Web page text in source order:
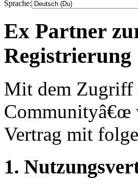
Sprache:
Ex Partner
Registrierung
Mit dem Zugriff
Communityâ€œ
Vertrag mit
1.